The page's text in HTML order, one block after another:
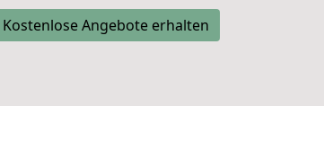
Kostenlose Angebote erhalten